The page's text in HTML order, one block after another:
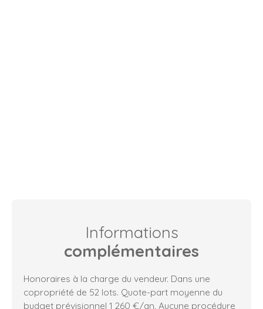
Informations
complémentaires
Honoraires à la charge du vendeur. Dans une
copropriété de 52 lots. Quote-part moyenne du
budget prévisionnel 1 260 €/an. Aucune procédure